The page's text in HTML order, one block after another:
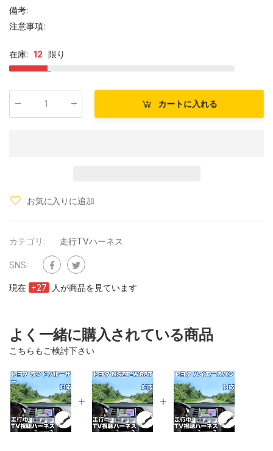
備考:
注意事項:
在庫: 12 限り
カートに入れる
お気に入りに追加
カテゴリ: 走行TVハーネス
SNS:
現在 +27 人が商品を見ています
よく一緒に購入されている商品
こちらもご検討下さい